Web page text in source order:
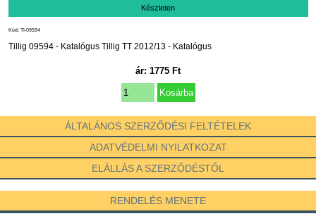
Készleten
Kód: TI-09594
Tillig 09594 - Katalógus Tillig TT 2012/13 - Katalógus
ár: 1775 Ft
ÁLTALÁNOS SZERZŐDÉSI FELTÉTELEK
ADATVÉDELMI NYILATKOZAT
ELÁLLÁS A SZERZŐDÉSTŐL
RENDELÉS MENETE